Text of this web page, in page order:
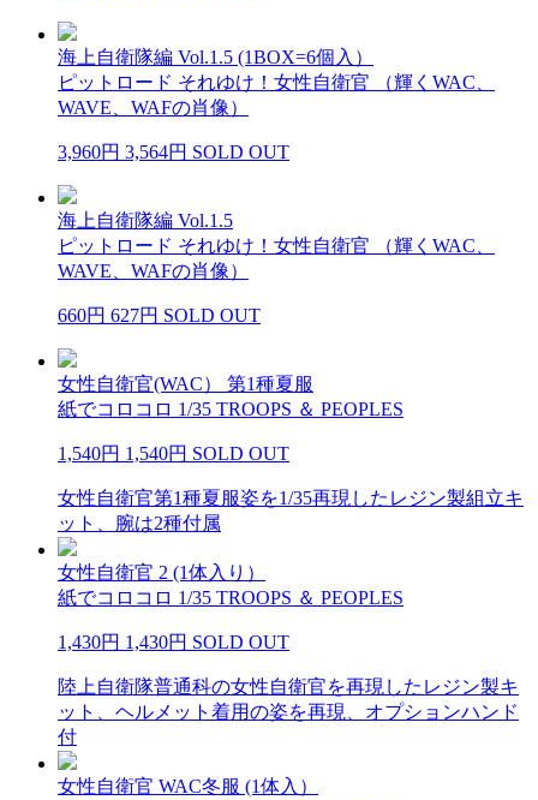
海上自衛隊編 Vol.1.5 (1BOX=6個入）
ピットロード それゆけ！女性自衛官 （輝くWAC、
WAVE、WAFの肖像）
3,960円 3,564円 SOLD OUT
海上自衛隊編 Vol.1.5
ピットロード それゆけ！女性自衛官 （輝くWAC、
WAVE、WAFの肖像）
660円 627円 SOLD OUT
女性自衛官(WAC） 第1種夏服
紙でコロコロ 1/35 TROOPS ＆ PEOPLES
1,540円 1,540円 SOLD OUT
女性自衛官第1種夏服姿を1/35再現したレジン製組立キ
ット、腕は2種付属
女性自衛官 2 (1体入り）
紙でコロコロ 1/35 TROOPS ＆ PEOPLES
1,430円 1,430円 SOLD OUT
陸上自衛隊普通科の女性自衛官を再現したレジン製キ
ット、ヘルメット着用の姿を再現、オプションハンド
付
女性自衛官 WAC冬服 (1体入）